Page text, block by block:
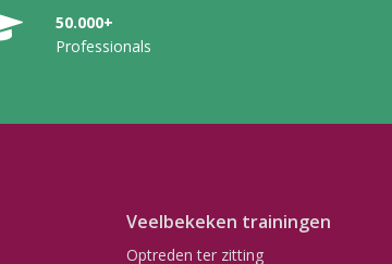
50.000+
Professionals
Veelbekeken trainingen
Optreden ter zitting